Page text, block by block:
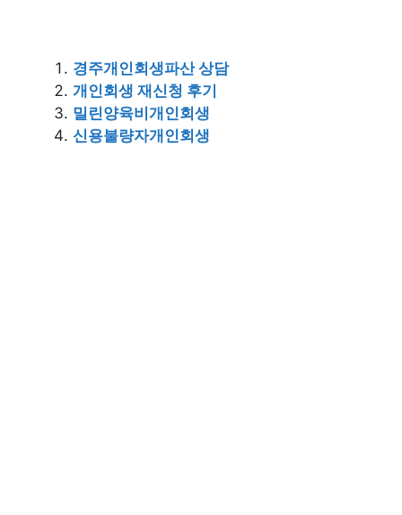
경주개인회생파산 상담
개인회생 재신청 후기
밀린양육비개인회생
신용불량자개인회생